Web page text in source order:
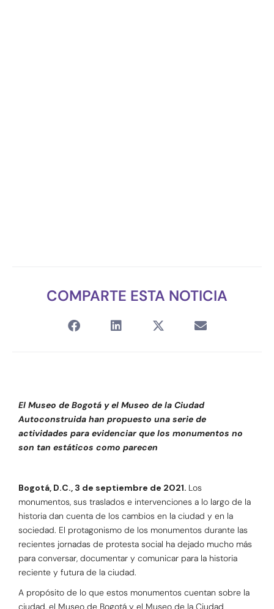
COMPARTE ESTA NOTICIA
El Museo de Bogotá y el Museo de la Ciudad
Autoconstruida han propuesto una serie de
actividades para evidenciar que los monumentos no
son tan estáticos como parecen
Bogotá, D.C., 3 de septiembre de 2021. Los
monumentos, sus traslados e intervenciones a lo largo de la
historia dan cuenta de los cambios en la ciudad y en la
sociedad. El protagonismo de los monumentos durante las
recientes jornadas de protesta social ha dejado mucho más
para conversar, documentar y comunicar para la historia
reciente y futura de la ciudad.
A propósito de lo que estos monumentos cuentan sobre la
ciudad, el Museo de Bogotá y el Museo de la Ciudad